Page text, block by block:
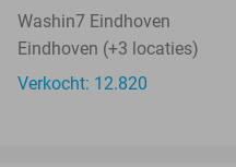
Washin7 Eindhoven
Eindhoven (+3 locaties)
Verkocht: 12.820